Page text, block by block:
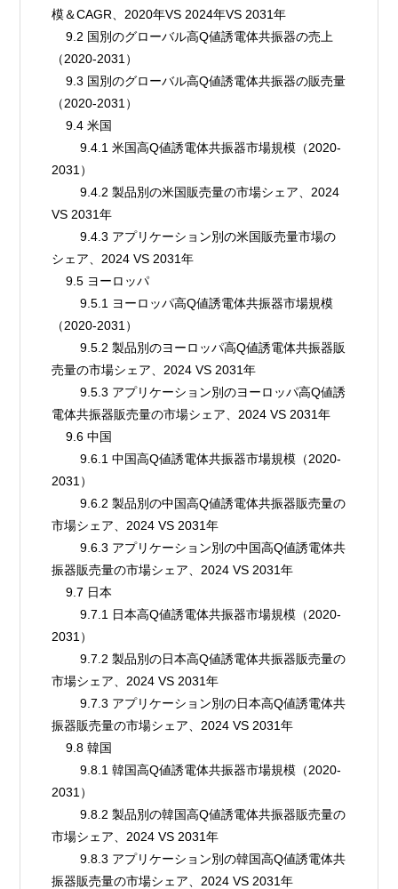
模＆CAGR、2020年VS 2024年VS 2031年
    9.2 国別のグローバル高Q値誘電体共振器の売上
（2020-2031）
    9.3 国別のグローバル高Q値誘電体共振器の販売量
（2020-2031）
    9.4 米国
        9.4.1 米国高Q値誘電体共振器市場規模（2020-
2031）
        9.4.2 製品別の米国販売量の市場シェア、2024
VS 2031年
        9.4.3 アプリケーション別の米国販売量市場の
シェア、2024 VS 2031年
    9.5 ヨーロッパ
        9.5.1 ヨーロッパ高Q値誘電体共振器市場規模
（2020-2031）
        9.5.2 製品別のヨーロッパ高Q値誘電体共振器販
売量の市場シェア、2024 VS 2031年
        9.5.3 アプリケーション別のヨーロッパ高Q値誘
電体共振器販売量の市場シェア、2024 VS 2031年
    9.6 中国
        9.6.1 中国高Q値誘電体共振器市場規模（2020-
2031）
        9.6.2 製品別の中国高Q値誘電体共振器販売量の
市場シェア、2024 VS 2031年
        9.6.3 アプリケーション別の中国高Q値誘電体共
振器販売量の市場シェア、2024 VS 2031年
    9.7 日本
        9.7.1 日本高Q値誘電体共振器市場規模（2020-
2031）
        9.7.2 製品別の日本高Q値誘電体共振器販売量の
市場シェア、2024 VS 2031年
        9.7.3 アプリケーション別の日本高Q値誘電体共
振器販売量の市場シェア、2024 VS 2031年
    9.8 韓国
        9.8.1 韓国高Q値誘電体共振器市場規模（2020-
2031）
        9.8.2 製品別の韓国高Q値誘電体共振器販売量の
市場シェア、2024 VS 2031年
        9.8.3 アプリケーション別の韓国高Q値誘電体共
振器販売量の市場シェア、2024 VS 2031年